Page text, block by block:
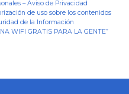
–Aviso de Privacidad
de uso sobre los contenidos
de la Información
WIFI GRATIS PARA LA GENTE”